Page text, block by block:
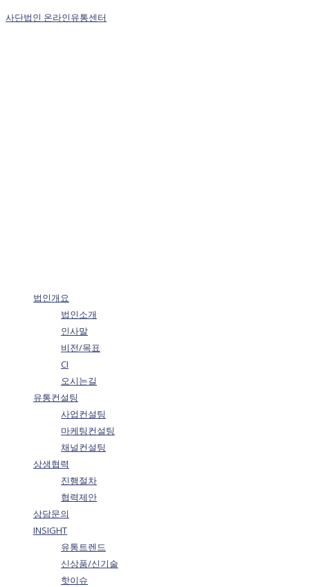
사단법인 온라인유통센터
법인개요
법인소개
인사말
비전/목표
CI
오시는길
유통컨설팅
사업컨설팅
마케팅컨설팅
채널컨설팅
상생협력
진행절차
협력제안
상담문의
INSIGHT
유통트렌드
신상품/신기술
핫이슈